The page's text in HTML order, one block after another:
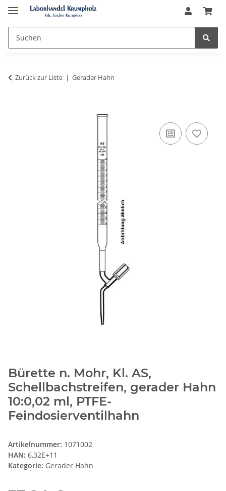
Zurück zur Liste Gerader Hahn
Bürette n. Mohr, Kl. AS,
Schellbachstreifen, gerader Hahn
10:0,02 ml, PTFE-
Feindosierventilhahn
Artikelnummer: 1071002
HAN: 6,32E+11
Kategorie: Gerader Hahn